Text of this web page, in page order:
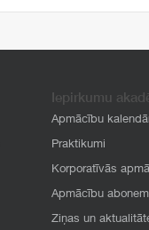
Iepirkumu
Apmācību
Praktikumi
Korporatīvās
Apmācību
Ziņas un